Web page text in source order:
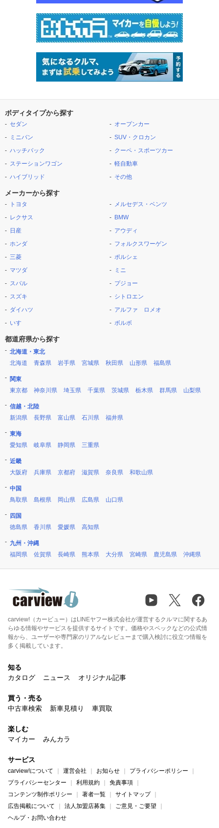
ボディタイプから探す
セダン
ミニバン
ハッチバック
ステーションワゴン
ハイブリッド
オープンカー
SUV・クロカン
クーペ・スポーツカー
軽自動車
その他
メーカーから探す
トヨタ
レクサス
日産
ホンダ
三菱
マツダ
スバル
スズキ
ダイハツ
いすゞ
メルセデス・ベンツ
BMW
アウディ
フォルクスワーゲン
ポルシェ
ミニ
プジョー
シトロエン
アルファ ロメオ
ボルボ
都道府県から探す
北海道・東北
北海道
青森県 岩手県 宮城県 秋田県 山形県 福島県
関東
東京都
神奈川県 埼玉県 千葉県 茨城県 栃木県 群馬県 山梨県
信越・北陸
新潟県
長野県 富山県 石川県 福井県
東海
愛知県
岐阜県 静岡県 三重県
近畿
大阪府
兵庫県 京都府 滋賀県 奈良県 和歌山県
中国
鳥取県
島根県 岡山県 広島県 山口県
四国
徳島県
香川県 愛媛県 高知県
九州・沖縄
福岡県
佐賀県 長崎県 熊本県 大分県 宮崎県 鹿児島県 沖縄県
carview!（カービュー）はLINEヤフー株式会社が運営するクルマに関するあ
らゆる情報やサービスを提供するサイトです。価格やスペックなどの公式情
報から、ユーザーや専門家のリアルなレビューまで購入検討に役立つ情報を
多く掲載しています。
知る
カタログ
ニュース オリジナル記事
買う・売る
中古車検索
新車見積り 車買取
楽しむ
マイカー
みんカラ
サービス
carview!について 運営会社 お知らせ
プライバシーポリシー
プライバシーセンター
利用規約
免責事項
コンテンツ制作ポリシー
著者一覧
サイトマップ
広告掲載について
法人加盟店募集
ご意見・ご要望
ヘルプ・お問い合わせ